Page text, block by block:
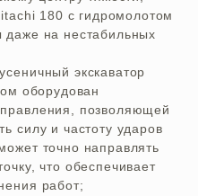
180 с гидромолотом
даже на нестабильных
экскаватор
оборудован
позволяющей
силу и частоту ударов
точно направлять
что обеспечивает
работ;